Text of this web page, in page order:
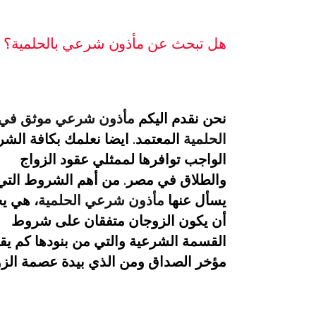
هل تبحث عن مأذون شرعي بالحلمية؟
نحن نقدم اليكم مأذون شرعي موثق
الحلمية المعتمد. ايضا نعلمك بكافة
الواجب توافرها لممثلي عقود الزواج
والطلاق في مصر. من أهم الشروط
يسأل عنها مأذون شرعي الحلمية، هي
أن يكون الزوجان متفقان على شروط
القسمة الشرعية والتي من بنودها كم
مؤخر الصداق ومن الذي بيدة عصمة